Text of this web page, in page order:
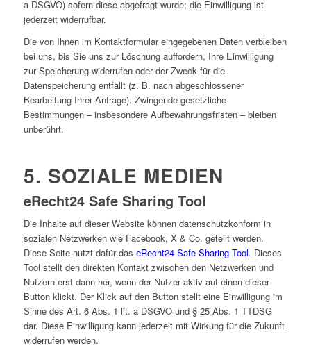
a DSGVO) sofern diese abgefragt wurde; die Einwilligung ist
jederzeit widerrufbar.
Die von Ihnen im Kontaktformular eingegebenen Daten verbleiben
bei uns, bis Sie uns zur Löschung auffordern, Ihre Einwilligung
zur Speicherung widerrufen oder der Zweck für die
Datenspeicherung entfällt (z. B. nach abgeschlossener
Bearbeitung Ihrer Anfrage). Zwingende gesetzliche
Bestimmungen – insbesondere Aufbewahrungsfristen – bleiben
unberührt.
5. SOZIALE MEDIEN
eRecht24 Safe Sharing Tool
Die Inhalte auf dieser Website können datenschutzkonform in
sozialen Netzwerken wie Facebook, X & Co. geteilt werden.
Diese Seite nutzt dafür das eRecht24 Safe Sharing Tool. Dieses
Tool stellt den direkten Kontakt zwischen den Netzwerken und
Nutzern erst dann her, wenn der Nutzer aktiv auf einen dieser
Button klickt. Der Klick auf den Button stellt eine Einwilligung im
Sinne des Art. 6 Abs. 1 lit. a DSGVO und § 25 Abs. 1 TTDSG
dar. Diese Einwilligung kann jederzeit mit Wirkung für die Zukunft
widerrufen werden.